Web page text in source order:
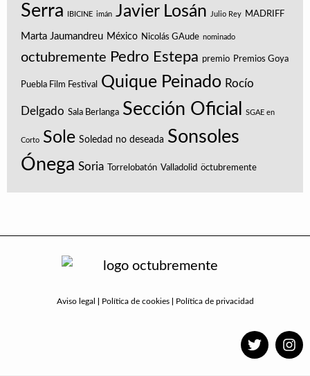
Serra
IBICINE imán Javier Losán Julio Rey MADRIFF
Marta Jaumandreu México Nicolás GAude nominado
octubremente Pedro Estepa premio Premios Goya
Puebla Film Festival Quique Peinado Rocío
Delgado Sala Berlanga Sección Oficial SGAE en
Corto Sole Soledad no deseada Sonsoles
Ónega Soria Torrelobatón Valladolid öctubremente
Aviso legal Política de cookies| Política de privacidad